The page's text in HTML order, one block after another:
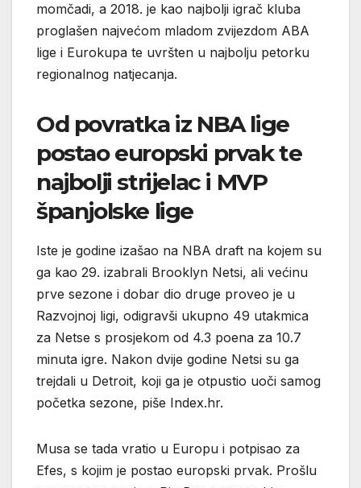
momčadi, a 2018. je kao najbolji igrač kluba
proglašen najvećom mladom zvijezdom ABA
lige i Eurokupa te uvršten u najbolju petorku
regionalnog natjecanja.
Od povratka iz NBA lige
postao europski prvak te
najbolji strijelac i MVP
španjolske lige
Iste je godine izašao na NBA draft na kojem su
ga kao 29. izabrali Brooklyn Netsi, ali većinu
prve sezone i dobar dio druge proveo je u
Razvojnoj ligi, odigravši ukupno 49 utakmica
za Netse s prosjekom od 4.3 poena za 10.7
minuta igre. Nakon dvije godine Netsi su ga
trejdali u Detroit, koji ga je otpustio uoči samog
početka sezone, piše Index.hr.
Musa se tada vratio u Europu i potpisao za
Efes, s kojim je postao europski prvak. Prošlu